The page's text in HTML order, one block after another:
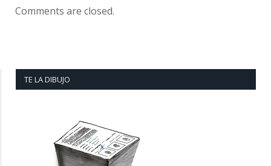
Comments are closed.
TE LA DIBUJO